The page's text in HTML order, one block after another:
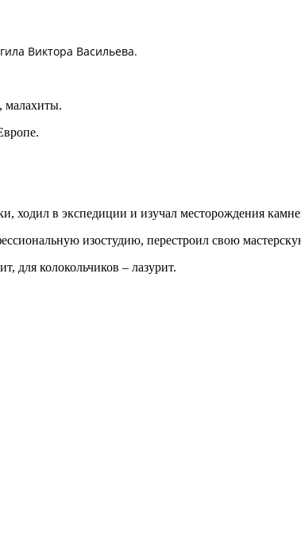
Виктора Васильева.
малахиты.
ходил в экспедиции и изучал месторождения
изостудию, перестроил свою
для колокольчиков – лазурит.